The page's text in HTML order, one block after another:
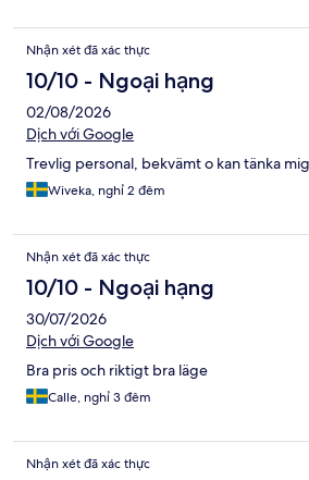
Nhận xét đã xác thực
10/10 - Ngoại hạng
02/08/2026
Dịch với Google
Trevlig personal, bekvämt o kan tänka
Wiveka, nghỉ 2 đêm
Nhận xét đã xác thực
10/10 - Ngoại hạng
30/07/2026
Dịch với Google
Bra pris och riktigt bra läge
Calle, nghỉ 3 đêm
Nhận xét đã xác thực